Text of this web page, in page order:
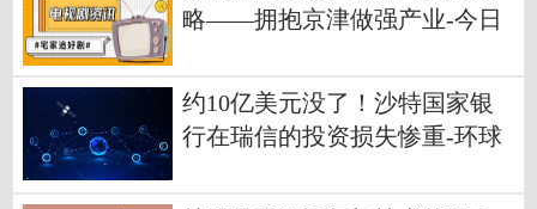
略——拥抱京津做强产业-今日
约10亿美元没了！沙特国家银
行在瑞信的投资损失惨重-环球